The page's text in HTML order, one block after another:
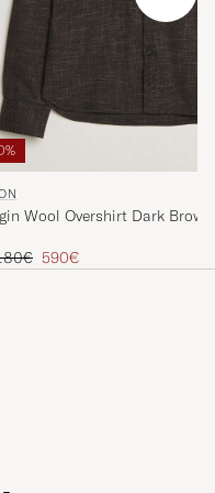
Wool Overshirt Dark Brown
Preis
Reduzierter Preis
590€